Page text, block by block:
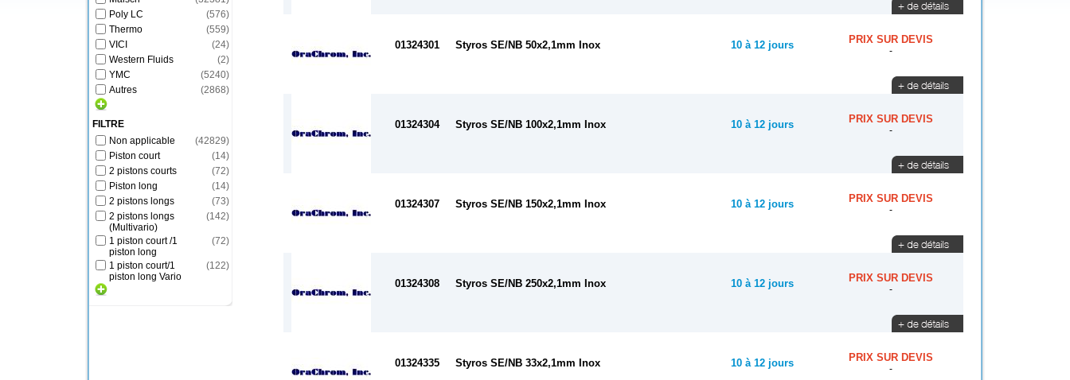
Poly LC
(576)
Thermo
(559)
VICI
(24)
Western Fluids
(2)
YMC
(5240)
Autres
(2868)
FILTRE
Non applicable
(42829)
Piston court
(14)
2 pistons courts
(72)
Piston long
(14)
2 pistons longs
(73)
2 pistons longs
(Multivario)
(142)
1 piston court /1
piston long
(72)
1 piston court/1
piston long Vario
(122)
01324301 Styros SE/NB 50x2,1mm Inox 10 à 12 jours PRIX SUR DEVIS
-
01324304 Styros SE/NB 100x2,1mm Inox 10 à 12 jours PRIX SUR DEVIS
-
01324307 Styros SE/NB 150x2,1mm Inox 10 à 12 jours PRIX SUR DEVIS
-
01324308 Styros SE/NB 250x2,1mm Inox 10 à 12 jours PRIX SUR DEVIS
-
01324335 Styros SE/NB 33x2,1mm Inox 10 à 12 jours PRIX SUR DEVIS
-